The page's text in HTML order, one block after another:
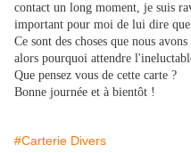
contact un long moment, je suis
important pour moi de lui dire
Ce sont des choses que nous
alors pourquoi attendre
Que pensez vous de cette carte ?
Bonne journée et à bientôt !
#Carterie Divers